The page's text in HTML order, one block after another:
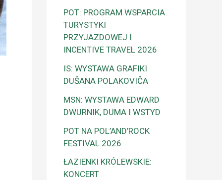
POT: PROGRAM WSPARCIA
TURYSTYKI
PRZYJAZDOWEJ I
INCENTIVE TRAVEL 2026
IS: WYSTAWA GRAFIKI
DUŠANA POLAKOVIČA
MSN: WYSTAWA EDWARD
DWURNIK, DUMA I WSTYD
POT NA POL’AND’ROCK
FESTIVAL 2026
ŁAZIENKI KRÓLEWSKIE:
KONCERT